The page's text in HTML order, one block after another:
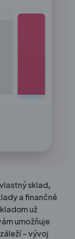
sklad,
a finančné
už
umožňuje
– vývoj